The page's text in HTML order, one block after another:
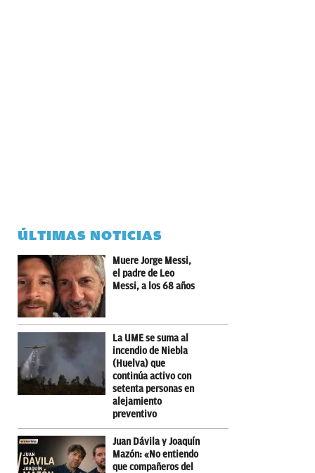
ÚLTIMAS NOTICIAS
Muere Jorge Messi,
el padre de Leo
Messi, a los 68 años
La UME se suma al
incendio de Niebla
(Huelva) que
continúa activo con
setenta personas en
alejamiento
preventivo
Juan Dávila y Joaquín
Mazón: «No entiendo
que compañeros del